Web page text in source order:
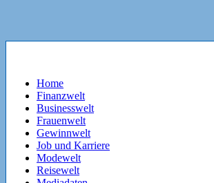
Home
Finanzwelt
Businesswelt
Frauenwelt
Gewinnwelt
Job und Karriere
Modewelt
Reisewelt